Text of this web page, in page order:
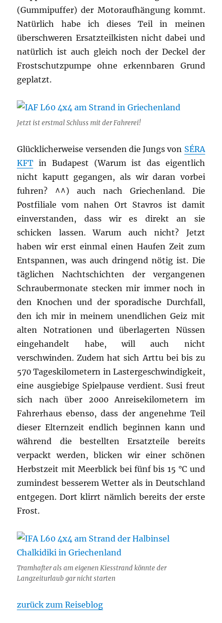
(Gummipuffer) der Motoraufhängung kommt.
Natürlich habe ich dieses Teil in meinen
überschweren Ersatzteilkisten nicht dabei und
natürlich ist auch gleich noch der Deckel der
Frostschutzpumpe ohne erkennbaren Grund
geplatzt.
Jetzt ist erstmal Schluss mit der Fahrerei!
Glücklicherweise versenden die Jungs von SÉRA
KFT in Budapest (Warum ist das eigentlich
nicht kaputt gegangen, als wir daran vorbei
fuhren? ^^) auch nach Griechenland. Die
Postfiliale vom nahen Ort Stavros ist damit
einverstanden, dass wir es direkt an sie
schicken lassen. Warum auch nicht? Jetzt
haben wir erst einmal einen Haufen Zeit zum
Entspannen, was auch dringend nötig ist. Die
täglichen Nachtschichten der vergangenen
Schraubermonate stecken mir immer noch in
den Knochen und der sporadische Durchfall,
den ich mir in meinem unendlichen Geiz mit
alten Notrationen und überlagerten Nüssen
eingehandelt habe, will auch nicht
verschwinden. Zudem hat sich Arttu bei bis zu
570 Tageskilometern in Lastergeschwindigkeit,
eine ausgiebige Spielpause verdient. Susi freut
sich nach über 2000 Anreisekilometern im
Fahrerhaus ebenso, dass der angenehme Teil
dieser Elternzeit endlich beginnen kann und
während die bestellten Ersatzteile bereits
verpackt werden, blicken wir einer schönen
Herbstzeit mit Meerblick bei fünf bis 15 °C und
zumindest besserem Wetter als in Deutschland
entgegen. Dort klirrt nämlich bereits der erste
Frost.
Tramhafter als am eigenen Kiesstrand könnte der
Langzeiturlaub gar nicht starten
zurück zum Reiseblog